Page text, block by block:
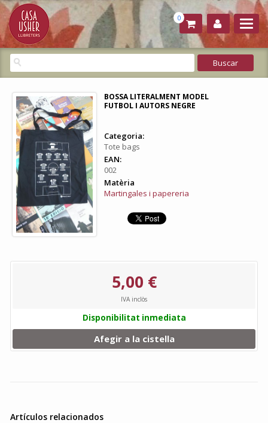
0
BOSSA LITERALMENT MODEL
FUTBOL I AUTORS NEGRE
Categoria:
Tote bags
EAN:
002
Matèria
Martingales i papereria
5,00 €
IVA inclòs
Disponibilitat inmediata
Afegir a la cistella
Artículos relacionados